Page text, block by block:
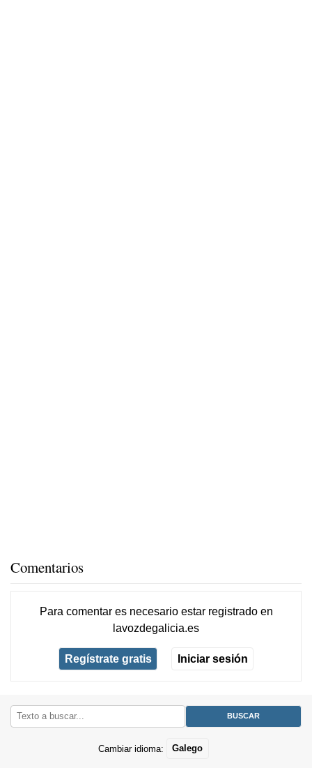
Comentarios
Para comentar es necesario estar registradoen
lavozdegalicia.es
Regístrate gratis Iniciar sesión
Cambiar idioma: Galego